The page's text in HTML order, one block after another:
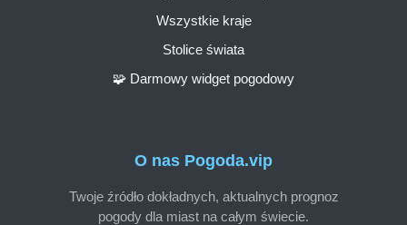
O nas Pogoda.vip
Twoje źródło dokładnych, aktualnych prognoz
pogody dla miast na całym świecie.
Wszystkie kraje
Stolice świata
🧩 Darmowy widget pogodowy